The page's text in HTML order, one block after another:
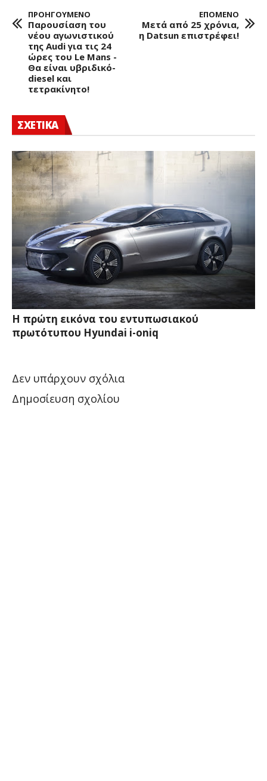
ΠΡΟΗΓΟΥΜΕΝΟ
Παρουσίαση του
νέου αγωνιστικού
της Audi για τις 24
ώρες του Le Mans -
Θα είναι υβριδικό-
diesel και
τετρακίνητο!
ΕΠΟΜΕΝΟ
Μετά από 25 χρόνια,
η Datsun επιστρέφει!
ΣΧΕΤΙΚΑ
Η πρώτη εικόνα του εντυπωσιακού
πρωτότυπου Hyundai i-oniq
Δεν υπάρχουν σχόλια
Δημοσίευση σχολίου